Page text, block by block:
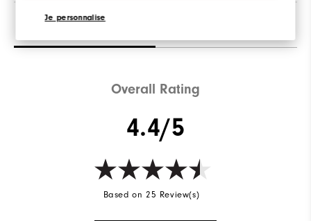
Je personnalise
Avis
Overall Rating
4.4/5
Based on 25 Review(s)